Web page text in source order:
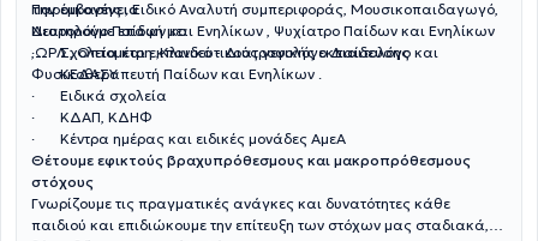
Παρέμβασης , Ειδικό Αναλυτή συμπεριφοράς, Μουσικοπαιδαγωγό,
Νευρολόγο Παίδων και Ενηλίκων , Ψυχίατρο Παίδων και Ενηλίκων
,ΩΡΛ , Οπτομέτρη ,Κλινικό - Διατροφολόγο Διαιτολόγο και
Φυσικοθεραπευτή Παίδων και Ενηλίκων .
την οικογένεια
Διατηρούμε επαφή με:
· Σχολεία και εκπαιδευτικούς γενικής εκπαίδευσης
· ΚΕΔΑΣΥ
· Ειδικά σχολεία
· ΚΔΑΠ, ΚΔΗΦ
· Κέντρα ημέρας και ειδικές μονάδες ΑμεΑ
Θέτουμε εφικτούς βραχυπρόθεσμους και μακροπρόθεσμους
στόχους
Γνωρίζουμε τις πραγματικές ανάγκες και δυνατότητες κάθε
παιδιού και επιδιώκουμε την επίτευξη των στόχων μας σταδιακά,